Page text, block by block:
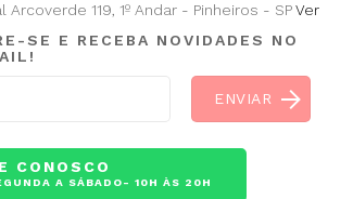
Arcoverde 119, 1º Andar - Pinheiros - SPVer
SE E RECEBA NOVIDADES NO
CONOSCO
A SÁBADO- 10H ÀS 20H